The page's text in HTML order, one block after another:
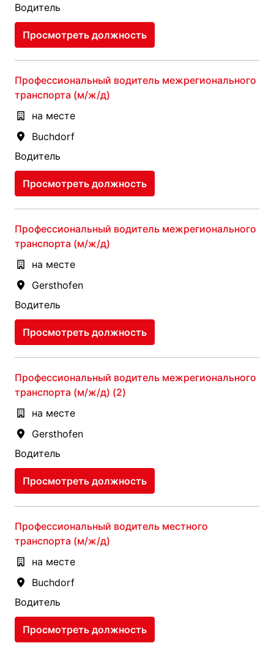
Водитель
Просмотреть должность
Профессиональный водитель межрегионального
транспорта (м/ж/д)
на месте
Buchdorf
Водитель
Просмотреть должность
Профессиональный водитель межрегионального
транспорта (м/ж/д)
на месте
Gersthofen
Водитель
Просмотреть должность
Профессиональный водитель межрегионального
транспорта (м/ж/д) (2)
на месте
Gersthofen
Водитель
Просмотреть должность
Профессиональный водитель местного
транспорта (м/ж/д)
на месте
Buchdorf
Водитель
Просмотреть должность